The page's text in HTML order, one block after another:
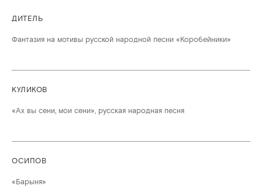
ДИТЕЛЬ
Фантазия на мотивы русской народной песни «Коробейники»
КУЛИКОВ
«Ах вы сени, мои сени», русская народная песня
ОСИПОВ
«Барыня»